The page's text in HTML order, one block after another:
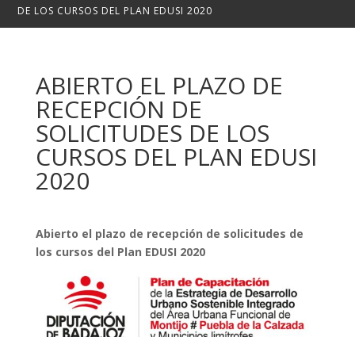
DE LOS CURSOS DEL PLAN EDUSI 2020
ABIERTO EL PLAZO DE
RECEPCIÓN DE
SOLICITUDES DE LOS
CURSOS DEL PLAN EDUSI
2020
Abierto el plazo de recepción de solicitudes de
los cursos del Plan EDUSI 2020